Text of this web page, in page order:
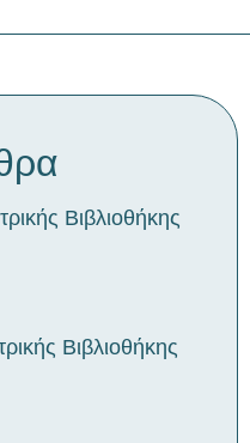
Βιβλιοθήκης
Βιβλιοθήκης